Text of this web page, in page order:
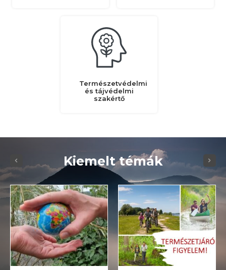
Természetvédelmi
és tájvédelmi
szakértő
Kiemelt témák